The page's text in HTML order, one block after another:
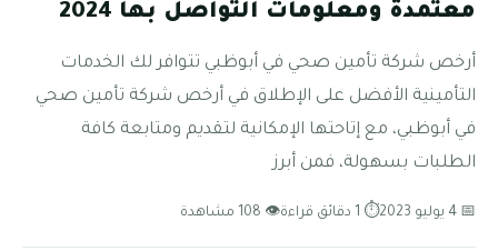
معتمدة ومعلومات التواصل بها 2024
أرخص شركة تأمين صحي في أبوظبي تتوافر لك الخدمات
التأمينية الأفضل على الإطلاق في أرخص شركة تأمين صحي
في أبوظبي، مع إتاحتها الإمكانية لتقديم ومتابعة كافة
الطلبات بسهولة، فمن أبرز
📅 4 يوليو 2023 ⏱ 1 دقائق قراءة 👁 108 مشاهدة